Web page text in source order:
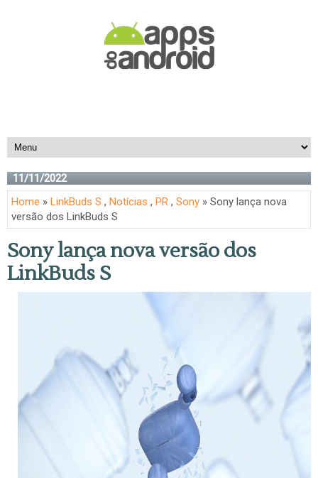
11/11/2022
Home » LinkBuds S , Notícias , PR , Sony » Sony lança nova
versão dos LinkBuds S
Sony lança nova versão dos
LinkBuds S